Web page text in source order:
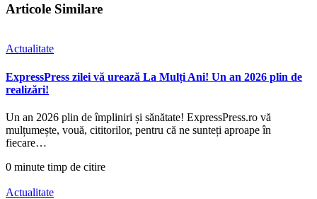
Articole Similare
Actualitate
ExpressPress zilei vă urează La Mulți Ani! Un an 2026 plin de
realizări!
Un an 2026 plin de împliniri și sănătate! ExpressPress.ro vă
mulțumește, vouă, cititorilor, pentru că ne sunteți aproape în
fiecare…
0 minute timp de citire
Actualitate